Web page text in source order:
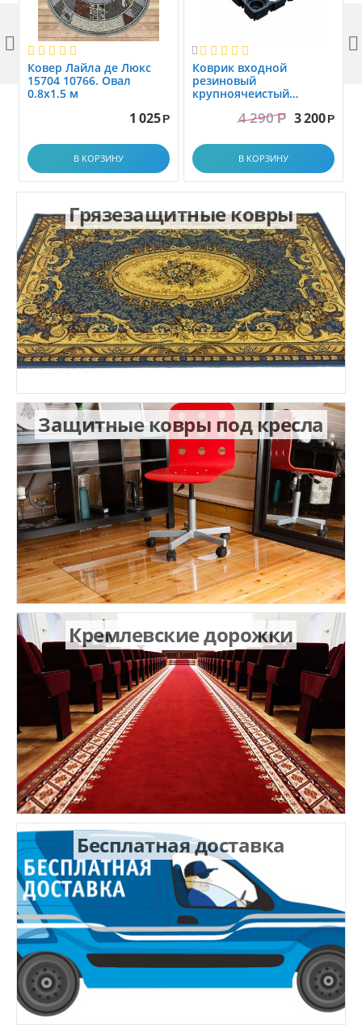
Ковер Лайла де Люкс
15704 10766. Овал
0.8x1.5 м
1 025 Р
В КОРЗИНУ

Коврик вxодной
резиновый
крупноячеистый
1.0x1.5 м4 290 Р 3 200 Р
В КОРЗИНУ
 
Грязезащитные ковры
Защитные ковры под кресла
Кремлевские дорожки
Бесплатная доставка